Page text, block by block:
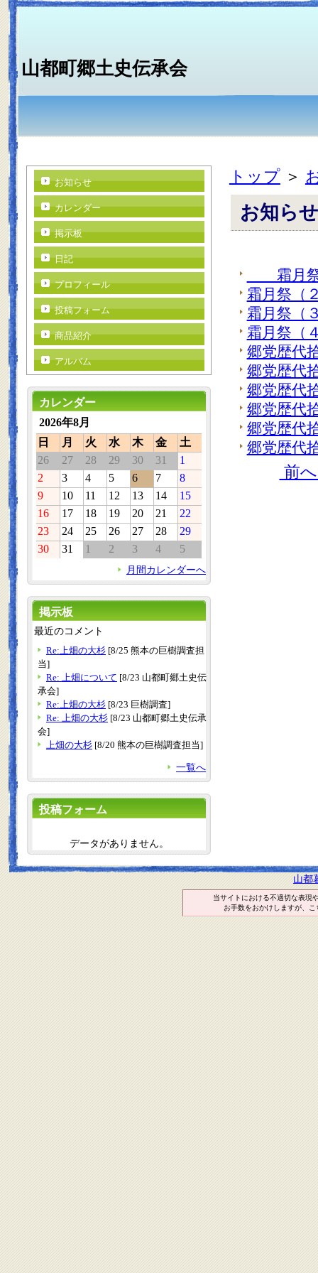
山都町郷土史伝承会
トップ＞
お知ら
霜月
霜月祭（
霜月祭（
霜月祭（
郷党歴代
郷党歴代
郷党歴代
郷党歴代
郷党歴代
郷党歴代
前
お知らせ
カレンダー
掲示板
日記
プロフィール
投稿フォーム
商品紹介
アルバム
カレンダー
2026年8月
日
月 火 水 木 金
土
26
27 28 29 30 31
1
2
3 4 5 6 7
8
9
10 11 12 13 14
15
16
17 18 19 20 21
22
23
24 25 26 27 28
29
30
31 1 2 3 4 5
月間カレンダーへ
掲示板
最近のコメント
Re:上畑の大杉 [8/25 熊本の巨樹調査担
当]
Re: 上畑について [8/23 山都町郷土史伝
承会]
Re:上畑の大杉 [8/23 巨樹調査]
Re: 上畑の大杉 [8/23 山都町郷土史伝承
会]
上畑の大杉 [8/20 熊本の巨樹調査担当]
一覧へ
投稿フォーム
データがありません。
山都
当サイトにおける不適切な表現
お手数をおかけしますが、こ